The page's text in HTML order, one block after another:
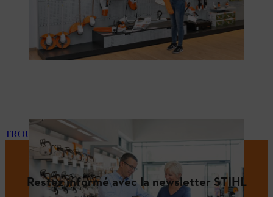
TROUVEZ VOTRE REVENDEUR STIHL
Restez informé avec la newsletter STIHL